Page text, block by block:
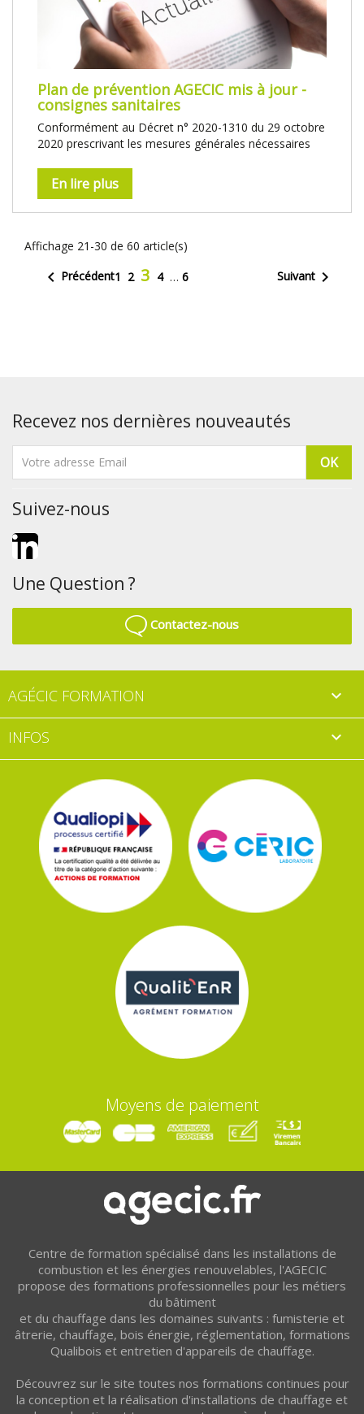
Plan de prévention AGECIC mis à jour -
consignes sanitaires
Conformément au Décret n° 2020-1310 du 29 octobre
2020 prescrivant les mesures générales nécessaires
En lire plus
Affichage 21-30 de 60 article(s)
 Précédent1 2 3 4 … 6 Suivant 
Recevez nos dernières nouveautés
Suivez-nous
Une Question ?
Contactez-nous
AGÉCIC FORMATION 
INFOS 
Moyens de paiement
Centre de formation spécialisé dans les installations de
combustion et les énergies renouvelables, l'AGECIC
propose des formations professionnelles pour les métiers
du bâtiment
et du chauffage dans les domaines suivants : fumisterie et
âtrerie, chauffage, bois énergie, réglementation, formations
Qualibois et entretien d'appareils de chauffage.
Découvrez sur le site toutes nos formations continues pour
la conception et la réalisation d'installations de chauffage et